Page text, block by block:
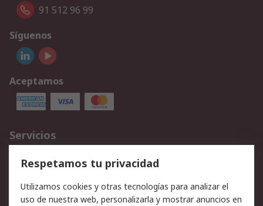
91 512 96 99
Síguenos
Aceptamos
Servicios
Cómo realizar pedidos
Devoluciones
Facturación y pago
Ofertas
Soporte técnico
Respetamos tu privacidad
Utilizamos cookies y otras tecnologías para analizar el
uso de nuestra web, personalizarla y mostrar anuncios en